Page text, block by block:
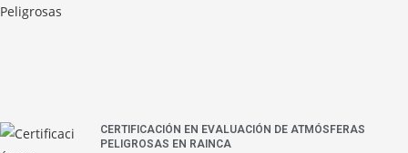
CERTIFICACIÓN EN EVALUACIÓN DE ATMÓSFERAS
PELIGROSAS EN RAINCA